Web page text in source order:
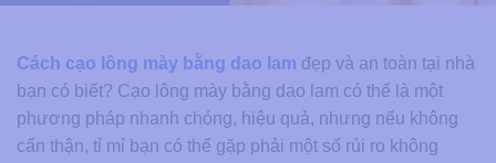
Cách cạo lông mày bằng dao lam đẹp và an toàn tại nhà
bạn có biết? Cạo lông mày bằng dao lam có thể là một
phương pháp nhanh chóng, hiệu quả, nhưng nếu không
cẩn thận, tỉ mỉ bạn có thể gặp phải một số rủi ro không